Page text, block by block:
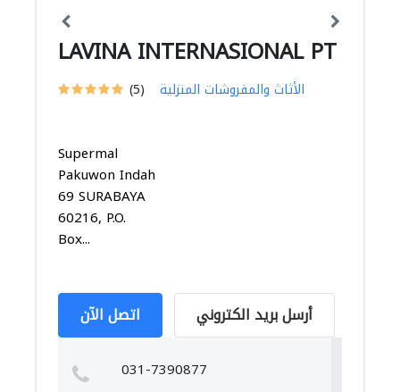
LAVINA INTERNASIONAL PT
(5) الأثاث والمفروشات المنزلية
Supermal
Pakuwon Indah
69 SURABAYA
60216, P.O.
Box...
اتصل الآن أرسل بريد الكتروني
031-7390877